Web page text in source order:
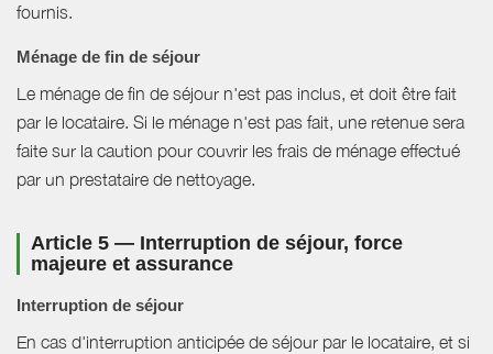
fournis.
Ménage de fin de séjour
Le ménage de fin de séjour n'est pas inclus, et doit être fait
par le locataire. Si le ménage n'est pas fait, une retenue sera
faite sur la caution pour couvrir les frais de ménage effectué
par un prestataire de nettoyage.
Article 5 — Interruption de séjour, force
majeure et assurance
Interruption de séjour
En cas d'interruption anticipée de séjour par le locataire, et si